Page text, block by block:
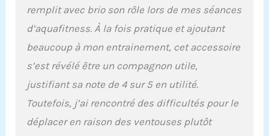
remplit avec brio son rôle lors de mes séances
d’aquafitness. À la fois pratique et ajoutant
beaucoup à mon entrainement, cet accessoire
s’est révélé être un compagnon utile,
justifiant sa note de 4 sur 5 en utilité.
Toutefois, j’ai rencontré des difficultés pour le
déplacer en raison des ventouses plutôt